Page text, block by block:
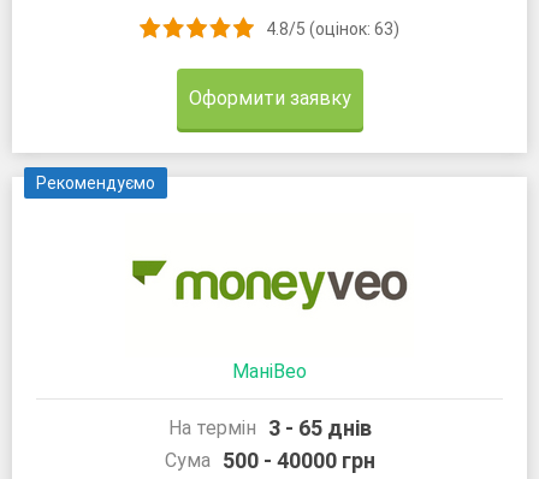
4.8/5 (оцінок: 63)
Оформити заявку
Рекомендуємо
МаніВео
На термін 3 - 65 днів
Сума 500 - 40000 грн